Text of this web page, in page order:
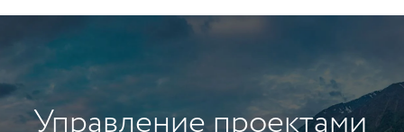
Управление проектами